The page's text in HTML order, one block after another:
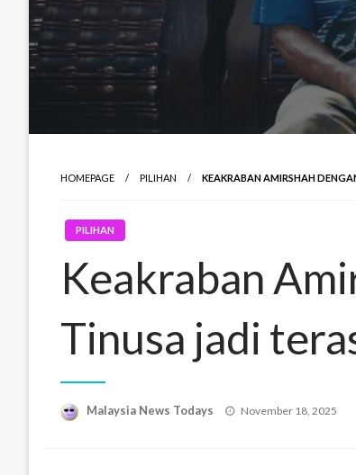
HOMEPAGE PILIHAN KEAKRABAN AMIRSHAH
PILIHAN
Keakraban
Tinusa jadi
Malaysia News Todays
Posted
November 18, 2025